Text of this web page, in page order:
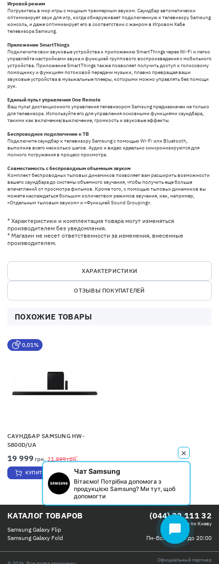
Игровой режим
Погрузитесь в мир игры с мощным трехмерным звуком. Саундбар автоматически
оптимизирует звук для игр, когда обнаруживает подключенную к телевизору Samsung
консоль, и даже оптимизирует его в соответствии с жанром в Игровом Хабе
телевизора Samsung.
Приложение SmartThings
Подключите свои звуковые устройства к приложению SmartThings через Wi-Fi и легко
управляйте настройками звука и функцией группового воспроизведения с мобильного
устройства. Приложение SmartThings также позволяет получить доступ к голосовому
помощнику и функциям потоковой передачи музыки, плавно превращая ваши
звуковые устройства в музыкальные плееры, которыми можно управлять без помощи
рук.
Единый пульт управления One Remote
Ваш пульт дистанционного управления телевизором Samsung предназначен не только
для телевизора. Используйте его для управления основными функциями саундбара,
такими как включение/выключение, громкость и звуковые эффекты.
Беспроводное подключение к ТВ
Подключите саундбар к телевизору Samsung с помощью Wi-Fi или Bluetooth,
выполнив всего несколько шагов. Аудио и видео идеально синхронизируются для
полного погружения в процесс просмотра.
Совместимость с беспроводным объемным звуком
Комплект беспроводных тыловых динамиков позволяет вам расширить возможности
вашего саундбара до системы объемного звучания, чтобы получить еще больше
впечатлений от просмотра фильмов. Кроме того, с помощью тыловых динамиков вы
можете наслаждаться большим количеством режимов звучания, как, например,
«Отдельным тыловым звуком» и «Функцией Sound Grouping».
* Характеристики и комплектация товара могут изменяться
производителем без уведомления.
* Магазин не несет ответственности за изменения, внесенные
производителем.
ХАРАКТЕРИСТИКИ
ОТЗЫВЫ ПОКУПАТЕЛЕЙ
ПОХОЖИЕ ТОВАРЫ
0,01%
САУНДБАР SAMSUNG HW-
S800D/UA
21 999грн.
19 999 грн.
КУПИТЬ
КАТАЛОГ ТОВАРОВ
Samsung Galaxy Flip
Samsung Galaxy Fold
(044) 32 111 32
Бесплатно по Киеву
Пн-Вс: с 09:00 до 20:00
Официальный партнер
Чат Samsung
Вітаємо! Потрібна допомога з
продукцією Samsung? Ми тут, щоб
допомогти
chat_bubble